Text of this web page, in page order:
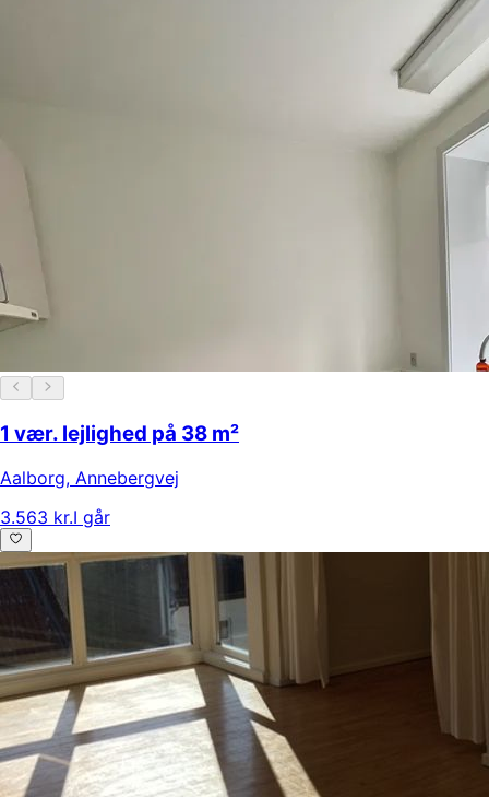
1 vær. lejlighed på 38 m²
Aalborg, Annebergvej
3.563 kr.I går